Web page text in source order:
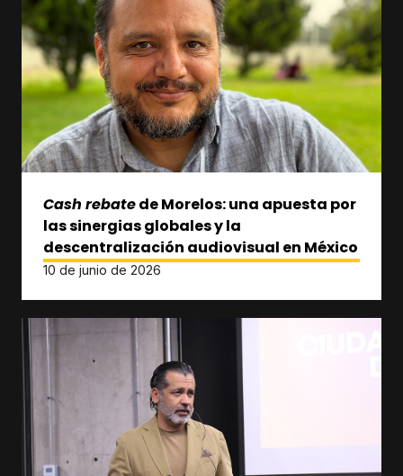
Cash rebatede Morelos: una apuesta por
las sinergias globales y la
descentralización audiovisual en México
10 de junio de 2026